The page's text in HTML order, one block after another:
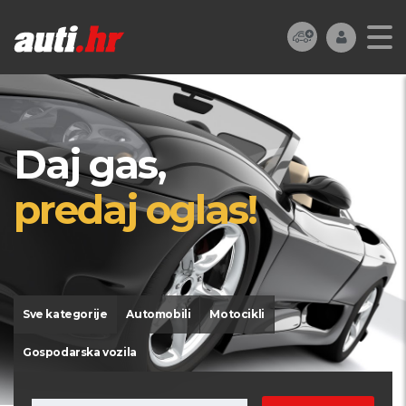
Daj gas,
predaj oglas!
Sve kategorije Automobili Motocikli
Gospodarska vozila